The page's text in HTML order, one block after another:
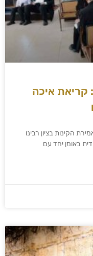
איכה
הקינות בציון רבינו
באומן יחד עם